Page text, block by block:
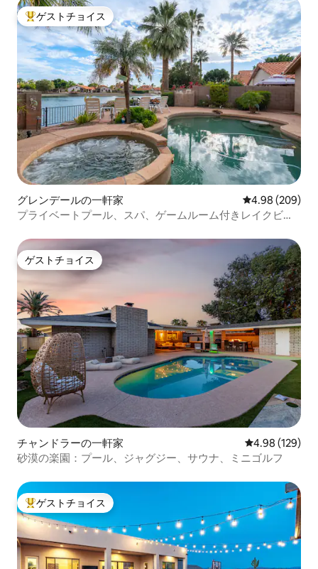
大好評のゲストチョイスです。
ゲストチョイス
グレンデールの一軒家 レビュー209
4.98 (209)
プライベートプール、スパ、ゲームルーム付きレイクビュ
ゲストチョイス
ゲストチョイス
チャンドラーの一軒家 レビュー129
4.98 (129)
砂漠の楽園：プール、ジャグジー、サウナ、ミニゴルフ
大好評のゲストチョイスです。
ゲストチョイス